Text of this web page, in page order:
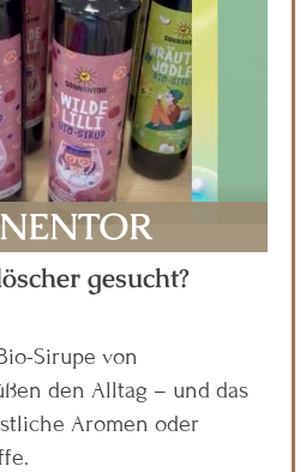
gesucht?
Sirupe von
den Alltag – und das
Aromen oder